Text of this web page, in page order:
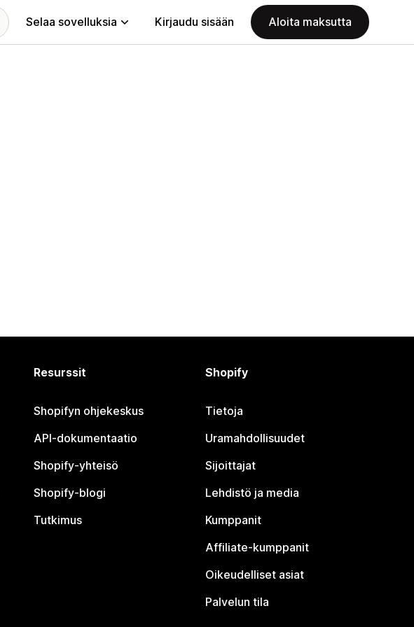
Selaa sovelluksia Kirjaudu sisään Aloita maksutta
Resurssit
Shopifyn ohjekeskus
API-dokumentaatio
Shopify-yhteisö
Shopify-blogi
Tutkimus
Shopify
Tietoja
Uramahdollisuudet
Sijoittajat
Lehdistö ja media
Kumppanit
Affiliate-kumppanit
Oikeudelliset asiat
Palvelun tila